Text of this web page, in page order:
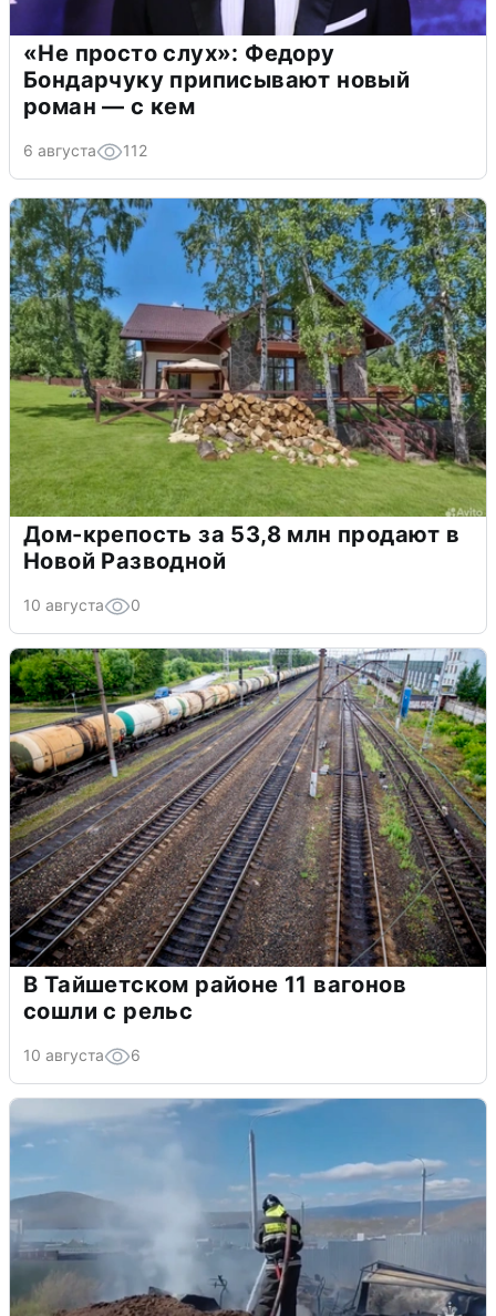
«Не просто слух»: Федору
Бондарчуку приписывают новый
роман — с кем
6 августа 112
Дом-крепость за 53,8 млн продают в
Новой Разводной
10 августа 0
В Тайшетском районе 11 вагонов
сошли с рельс
10 августа 6